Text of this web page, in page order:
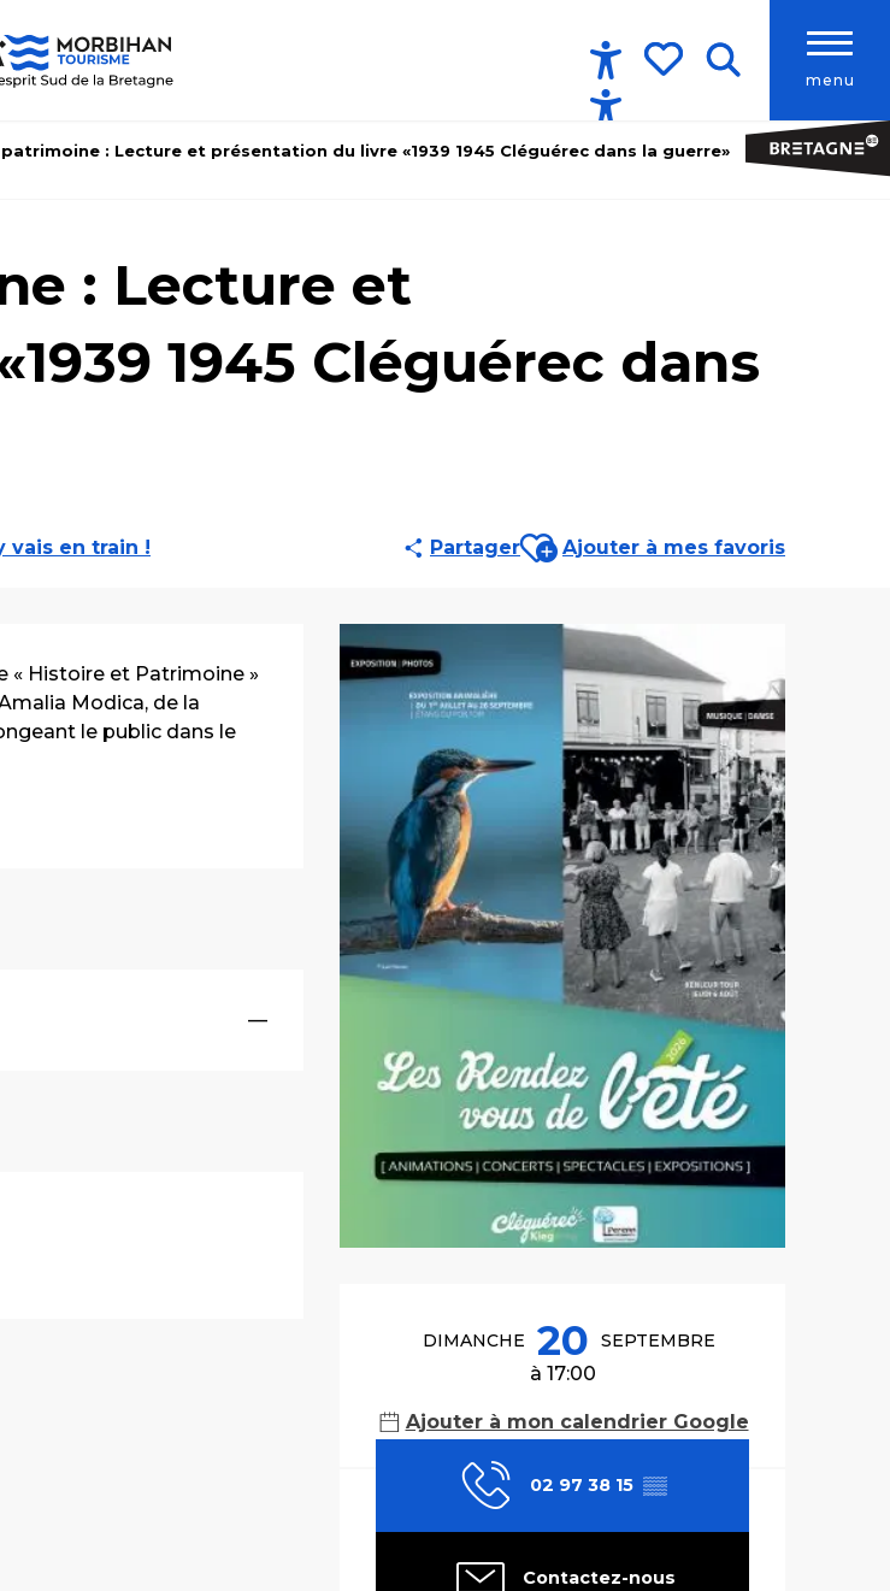
menu
Accessibilité
: Lecture et présentation du livre «1939 1945 Cléguérec dans la guerre»
: Lecture et
1945 Cléguérec dans
vais en train ! PartagerAjouter aux favoris
Ajouter à mes favoris
Ouverture et
DIMANCHE 20 SEPTEMBRE
à 17:00
Ajouter à mon calendrier Google
02 97 38 15 ▒▒
Contactez-nous
« Histoire et Patrimoine »
Modica, de la
le public dans le
—